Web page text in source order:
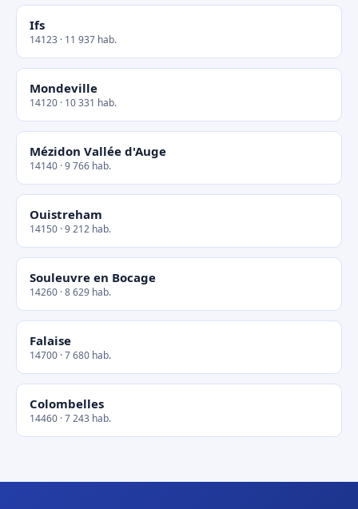
Ifs
14123 · 11 937 hab.
Mondeville
14120 · 10 331 hab.
Mézidon Vallée d'Auge
14140 · 9 766 hab.
Ouistreham
14150 · 9 212 hab.
Souleuvre en Bocage
14260 · 8 629 hab.
Falaise
14700 · 7 680 hab.
Colombelles
14460 · 7 243 hab.